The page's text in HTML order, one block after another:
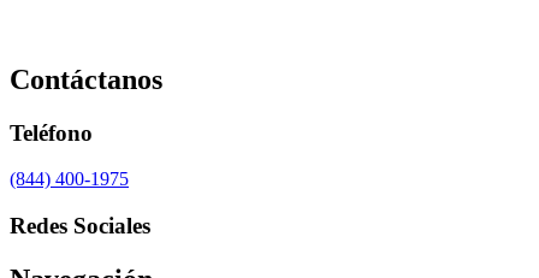
Contáctanos
Teléfono
(844) 400-1975
Redes Sociales